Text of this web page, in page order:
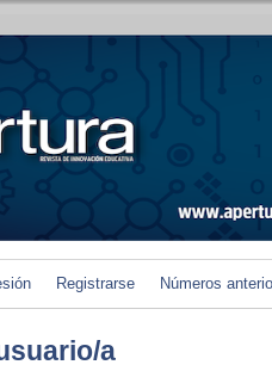
Registrarse Números
a